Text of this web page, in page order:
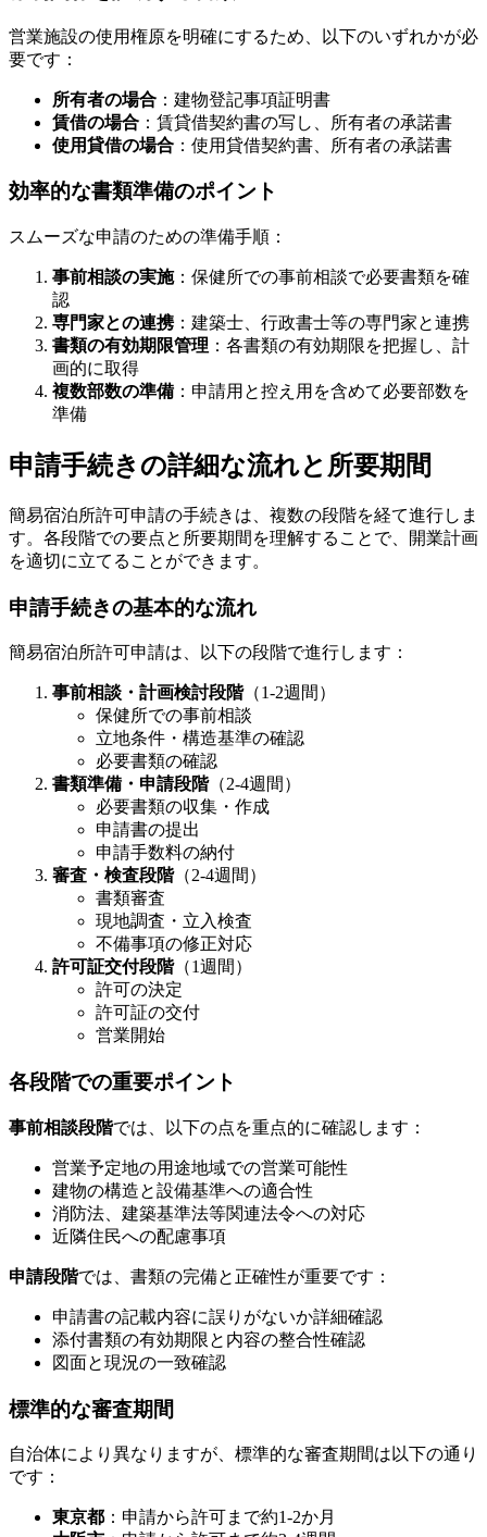
営業施設の使用権原を明確にするため、以下のいずれかが必
要です：
所有者の場合 ：建物登記事項証明書
賃借の場合 ：賃貸借契約書の写し、所有者の承諾書
使用貸借の場合 ：使用貸借契約書、所有者の承諾書
効率的な書類準備のポイント
スムーズな申請のための準備手順：
事前相談の実施：保健所での事前相談で必要書類を確
認
専門家との連携：建築士、行政書士等の専門家と連携
書類の有効期限管理 ：各書類の有効期限を把握し、計
画的に取得
複数部数の準備 ：申請用と控え用を含めて必要部数を
準備
申請手続きの詳細な流れと所要期間
簡易宿泊所許可申請の手続きは、複数の段階を経て進行しま
す。各段階での要点と所要期間を理解することで、開業計画
を適切に立てることができます。
申請手続きの基本的な流れ
簡易宿泊所許可申請は、以下の段階で進行します：
事前相談・計画検討段階（1-2週間）
保健所での事前相談
立地条件・構造基準の確認
必要書類の確認
書類準備・申請段階（2-4週間）
必要書類の収集・作成
申請書の提出
申請手数料の納付
審査・検査段階（2-4週間）
書類審査
現地調査・立入検査
不備事項の修正対応
許可証交付段階（1週間）
許可の決定
許可証の交付
営業開始
各段階での重要ポイント
事前相談段階では、以下の点を重点的に確認します：
営業予定地の用途地域での営業可能性
建物の構造と設備基準への適合性
消防法、建築基準法等関連法令への対応
近隣住民への配慮事項
申請段階では、書類の完備と正確性が重要です：
申請書の記載内容に誤りがないか詳細確認
添付書類の有効期限と内容の整合性確認
図面と現況の一致確認
標準的な審査期間
自治体により異なりますが、標準的な審査期間は以下の通り
です：
東京都 ：申請から許可まで約1-2か月